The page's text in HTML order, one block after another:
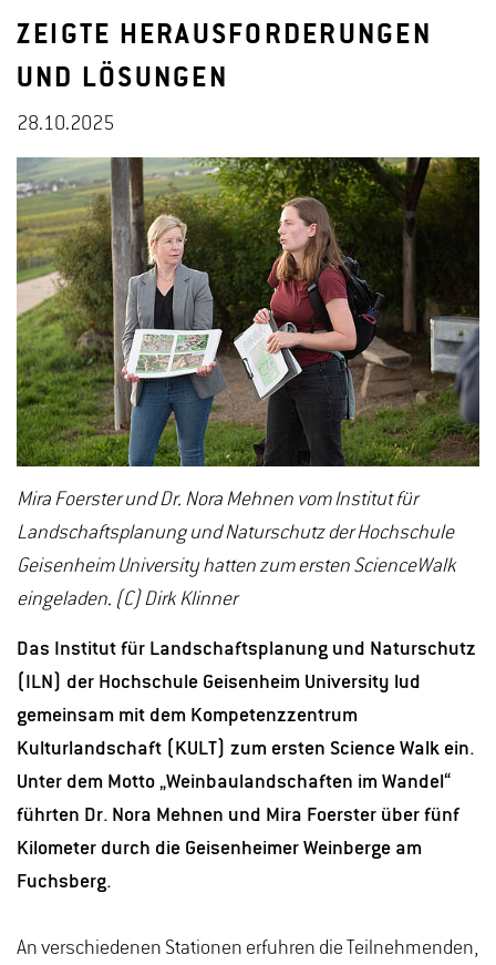
ZEIGTE HERAUSFORDERUNGEN
UND LÖSUNGEN
28.10.2025
Mira Foerster und Dr. Nora Mehnen vom Institut für
Landschaftsplanung und Naturschutz der Hochschule
Geisenheim University hatten zum ersten ScienceWalk
eingeladen. (C) Dirk Klinner
Das Institut für Landschaftsplanung und Naturschutz
(ILN) der Hochschule Geisenheim University lud
gemeinsam mit dem Kompetenzzentrum
Kulturlandschaft (KULT) zum ersten Science Walk ein.
Unter dem Motto „Weinbaulandschaften im Wandel“
führten Dr. Nora Mehnen und Mira Foerster über fünf
Kilometer durch die Geisenheimer Weinberge am
Fuchsberg.
An verschiedenen Stationen erfuhren die Teilnehmenden,